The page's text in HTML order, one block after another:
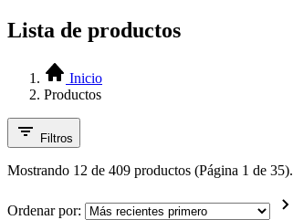
Lista de productos
Inicio
Productos
Filtros
Mostrando 12 de 409 productos (Página 1 de 35).
Ordenar por: